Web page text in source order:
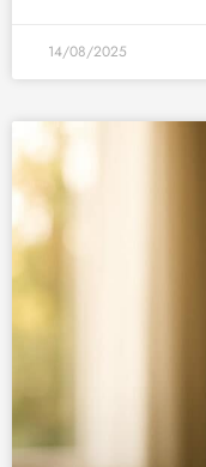
14/08/2025